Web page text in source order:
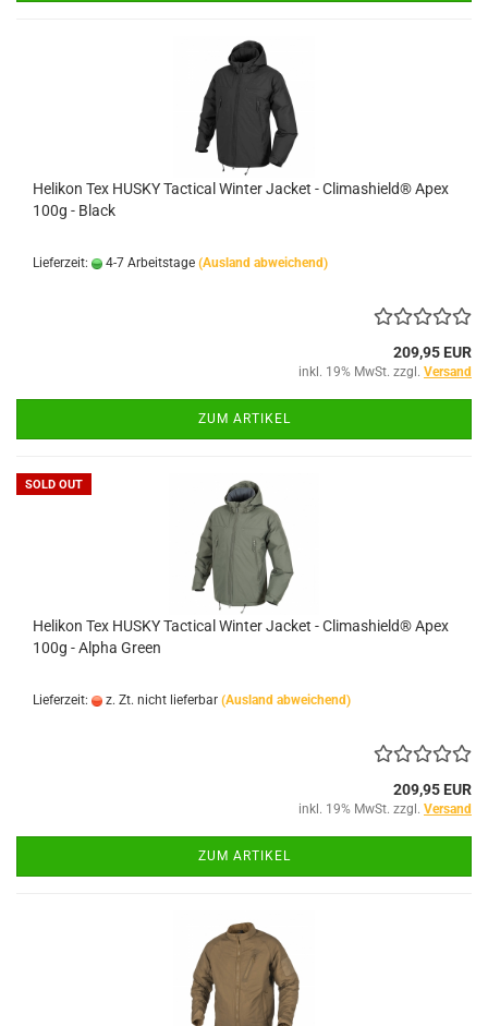
Helikon Tex HUSKY Tactical Winter Jacket - Climashield® Apex
100g - Black
Lieferzeit: 4-7 Arbeitstage (Ausland abweichend)
209,95 EUR
inkl. 19% MwSt. zzgl. Versand
ZUM ARTIKEL
SOLD OUT
Helikon Tex HUSKY Tactical Winter Jacket - Climashield® Apex
100g - Alpha Green
Lieferzeit: z. Zt. nicht lieferbar (Ausland abweichend)
209,95 EUR
inkl. 19% MwSt. zzgl. Versand
ZUM ARTIKEL